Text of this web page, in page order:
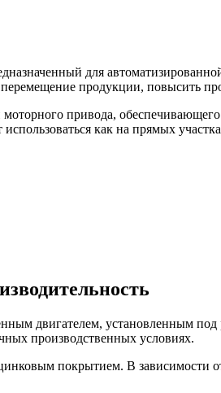
для
продукции, повысить
привода,
как на прямых
двигателем, установленным
производственных условиях.
покрытием. В зависимости